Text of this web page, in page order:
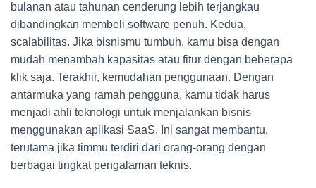
bulanan atau tahunan cenderung lebih terjangkau
dibandingkan membeli software penuh. Kedua,
scalabilitas. Jika bisnismu tumbuh, kamu bisa dengan
mudah menambah kapasitas atau fitur dengan beberapa
klik saja. Terakhir, kemudahan penggunaan. Dengan
antarmuka yang ramah pengguna, kamu tidak harus
menjadi ahli teknologi untuk menjalankan bisnis
menggunakan aplikasi SaaS. Ini sangat membantu,
terutama jika timmu terdiri dari orang-orang dengan
berbagai tingkat pengalaman teknis.